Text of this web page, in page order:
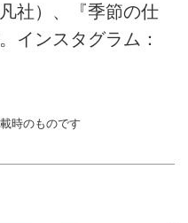
社）、『季節の仕
インスタグラム：
時のものです